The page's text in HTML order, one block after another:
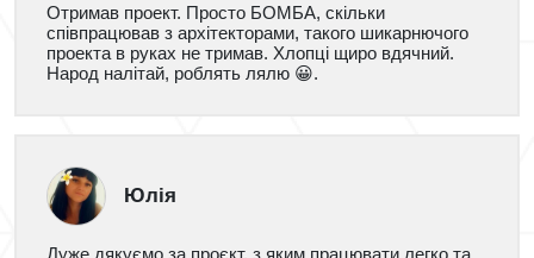
Отримав проект. Просто БОМБА, скільки
співпрацював з архітекторами, такого шикарнючого
проекта в руках не тримав. Хлопці щиро вдячний.
Народ налітай, роблять лялю 😀.
Юлія
Дуже дякуємо за проєкт, з яким працювати легко та